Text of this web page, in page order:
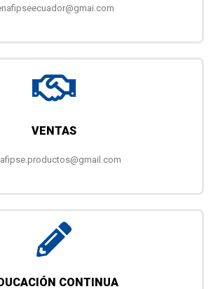
VENTAS
CONTINUA